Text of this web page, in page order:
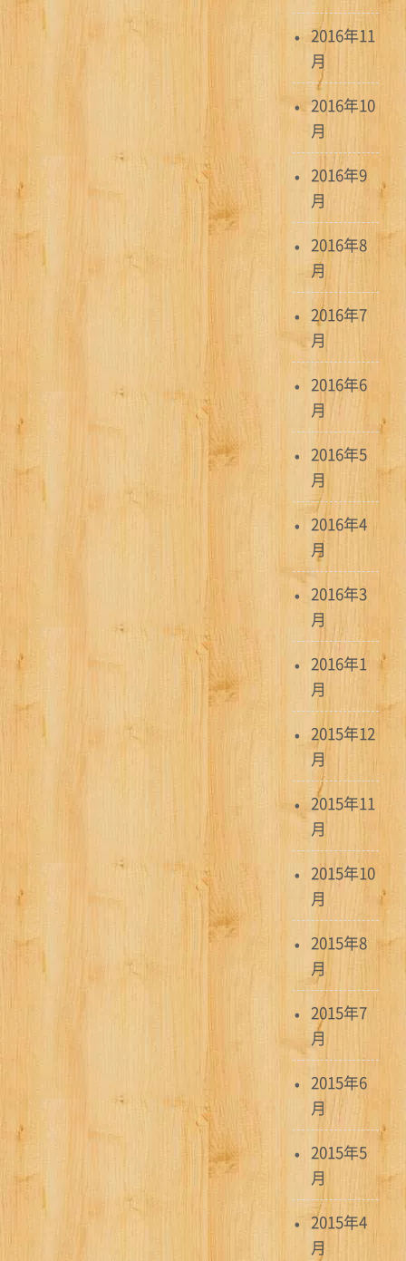
2016年11
月
2016年10
月
2016年9
月
2016年8
月
2016年7
月
2016年6
月
2016年5
月
2016年4
月
2016年3
月
2016年1
月
2015年12
月
2015年11
月
2015年10
月
2015年8
月
2015年7
月
2015年6
月
2015年5
月
2015年4
月